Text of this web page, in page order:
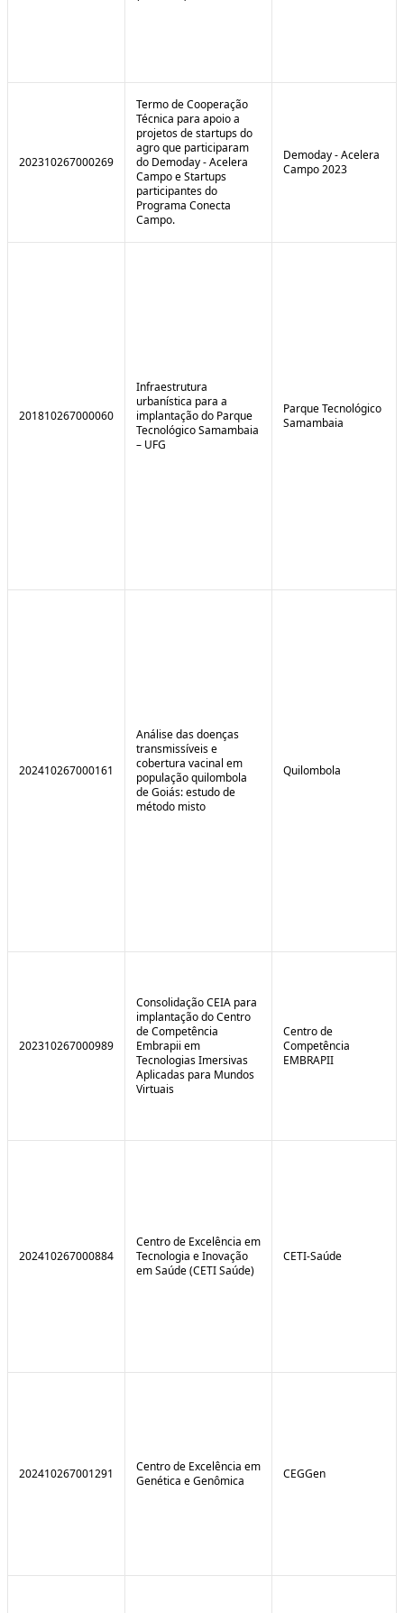
202310267000269
Termo de Cooperação
Técnica para apoio a
projetos de startups do
agro que participaram
do Demoday - Acelera
Campo e Startups
participantes do
Programa Conecta
Campo.
Demoday - Acelera
Campo 2023
201810267000060
Infraestrutura
urbanística para a
implantação do Parque
Tecnológico Samambaia
– UFG
Parque Tecnológico
Samambaia
202410267000161
Análise das doenças
transmissíveis e
cobertura vacinal em
população quilombola
de Goiás: estudo de
método misto
Quilombola
202310267000989
Consolidação CEIA para
implantação do Centro
de Competência
Embrapii em
Tecnologias Imersivas
Aplicadas para Mundos
Virtuais
Centro de
Competência
EMBRAPII
202410267000884
Centro de Excelência em
Tecnologia e Inovação
em Saúde (CETI Saúde)
CETI-Saúde
202410267001291
Centro de Excelência em
Genética e Genômica
CEGGen